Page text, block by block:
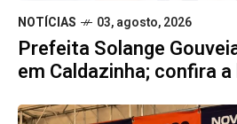
NOTÍCIAS 03, agosto, 2026
Prefeita Solange
em Caldazinha; confira